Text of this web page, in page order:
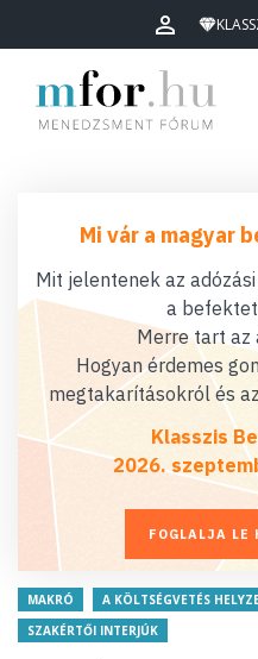
Mi vár a magyar
Mit jelentenek az
a
Merre tart az
Hogyan érdemes
megtakarításokról és
Klasszis
2026.
FOGLALJA LE
MAKRÓ A KÖLTSÉGVETÉS
SZAKÉRTŐI INTERJÚK